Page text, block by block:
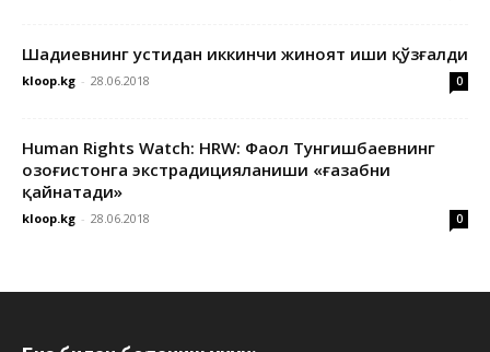
Шадиевнинг устидан иккинчи жиноят иши қўзғалди
kloop.kg - 28.06.2018 0
Human Rights Watch: HRW: Фаол Тунгишбаевнинг
Қозоғистонга экстрадицияланиши «ғазабни
қайнатади»
kloop.kg - 28.06.2018 0